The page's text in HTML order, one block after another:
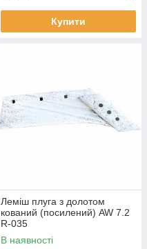
Купити
Леміш плуга з долотом
кований (посилений) AW 7.2
R-035
В наявності